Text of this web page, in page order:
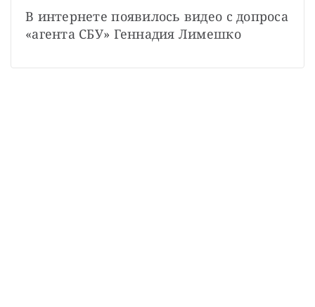
В интернете появилось видео с допроса
«агента СБУ» Геннадия Лимешко